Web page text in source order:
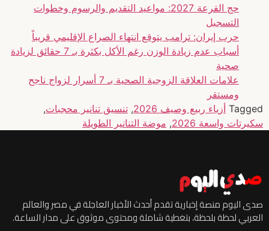
حج القرعة 2027: مواعيد التقديم والرسوم وخطوات
التسجيل
حرب إيران: ترامب يتوقع انتهاء الصراع الإقليمي قريباً
أسباب عدم زيادة الوزن رغم الأكل بكثرة بـ 7 حقائق لزيادة
صحية
علامات العلاقة الزوجية الصحية بـ 7 أسرار لزواج ناجح
ومستقر
Tagged أزياء ربيع وصيف 2026 , تنسيق تنانير محجبات,
سكيرتات واسعة 2026
, موضة التنانير الطويلة
صدى اليوم منصة إخبارية تقدم أحدث الأخبار العاجلة في مصر والعالم
العربي لحظة بلحظة، بتغطية شاملة ومحتوى موثوق على مدار الساعة.